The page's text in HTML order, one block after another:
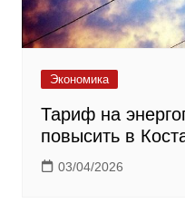
Экономика
Тариф на
повысить в
03/04/2026